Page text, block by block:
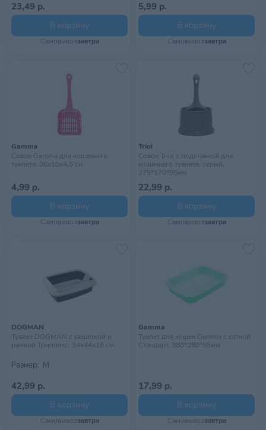
23,49 р.
В корзину
Самовывоззавтра
5,99 р.
В корзину
Самовывоззавтра
Gamma
Совок Gamma для кошачьего
туалета, 26х10х4,5 см
4,99 р.
В корзину
Самовывоззавтра
Triol
Cовок Triol с подставкой для
кошачьего туалета, серый,
275*170*95мм
22,99 р.
В корзину
Самовывоззавтра
DOGMAN
Туалет DOGMAN с решеткой и
рамкой Триплекс, 34х44х16 см
Размер: M
42,99 р.
В корзину
Самовывоззавтра
Gamma
Туалет для кошек Gamma с сеткой
Стандарт, 380*280*55мм
17,99 р.
В корзину
Самовывоззавтра